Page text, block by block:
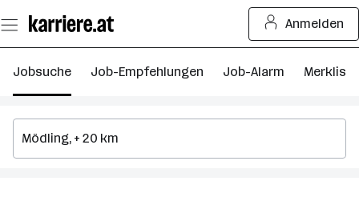
Seiteninhalt
springen
Anmelden
Jobsuche Job-Empfehlungen Job-Alarm Merkliste